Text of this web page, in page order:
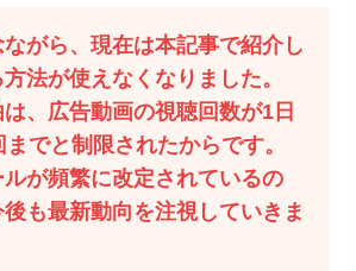
がら、現在は本記事で紹介し
法が使えなくなりました。
、広告動画の視聴回数が1日
までと制限されたからです。
が頻繁に改定されているの
も最新動向を注視していきま